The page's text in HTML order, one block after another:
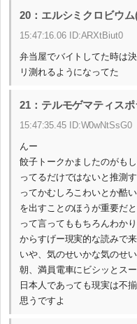
20：エルシミクロビウ
15:47:16.06 ID:ARXtBiut0
弁当屋でバイトしてた時は
リ測れるようになってた
21：テルモゲマティス
15:47:35.45 ID:W0wNtSsG0
んー
餃子トークかましたのがも
ってるだけではないと推測
ってかむしろこわいとか酷
を出すことのほうが重要だ
って言ってももちろんわか
からすげー現実的な読みで
いや、気のせいかな気のせ
朝、満員電車にビシッとス
日本人であっても現実は不
思うですよ